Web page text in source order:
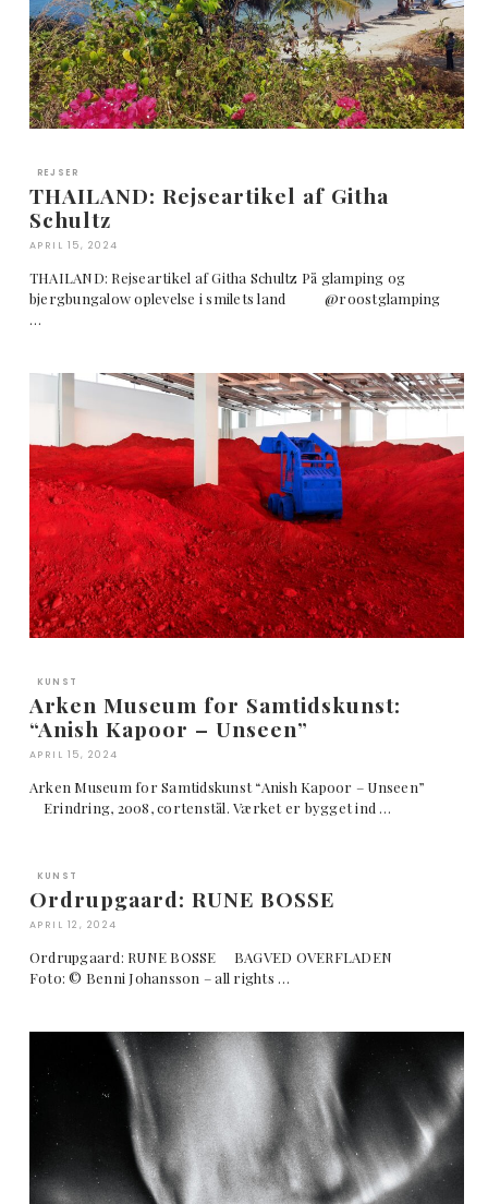
REJSER
THAILAND: Rejseartikel af Githa
Schultz
APRIL 15, 2024
THAILAND: Rejseartikel af Githa Schultz På glamping og
bjergbungalow oplevelse i smilets land @roostglamping
…
KUNST
Arken Museum for Samtidskunst:
“Anish Kapoor – Unseen”
APRIL 15, 2024
Arken Museum for Samtidskunst “Anish Kapoor – Unseen”
Erindring, 2008, cortenstål. Værket er bygget ind …
KUNST
Ordrupgaard: RUNE BOSSE
APRIL 12, 2024
Ordrupgaard: RUNE BOSSE BAGVED OVERFLADEN
Foto: © Benni Johansson – all rights …